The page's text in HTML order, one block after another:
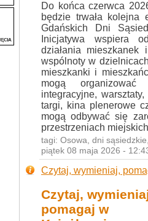
Do końca czerwca
będzie trwała kolejna
Gdańskich Dni
Inicjatywa wspiera
działania
wspólnoty w
mieszkanki i
mogą organizować
integracyjne,
targi, kina plenerowe
mogą odbywać się
przestrzeniach
tagi: Osowa, dni sąsiedzkie
piątek 08 maja 2026 -
Czytaj, wymieniaj,
Czytaj,
pomagaj w